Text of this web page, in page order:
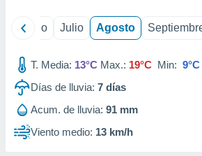
publicidad
de
1199
Junio Julio Agosto
T. Media: 13°C Max.: 19°C Min: 9°C
Días de lluvia: 7 días
Acum. de lluvia: 91 mm
Viento medio: 13 km/h